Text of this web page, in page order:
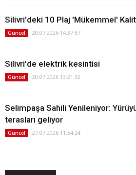
Silivri'deki 10 Plaj 'Mükemmel'
Güncel 20.07.2026 14:37:57
Silivri'de elektrik kesintisi
Güncel 20.07.2026 13:21:32
Selimpaşa Sahili Yenileniyor:
terasları geliyor
Güncel 27.07.2026 11:54:24